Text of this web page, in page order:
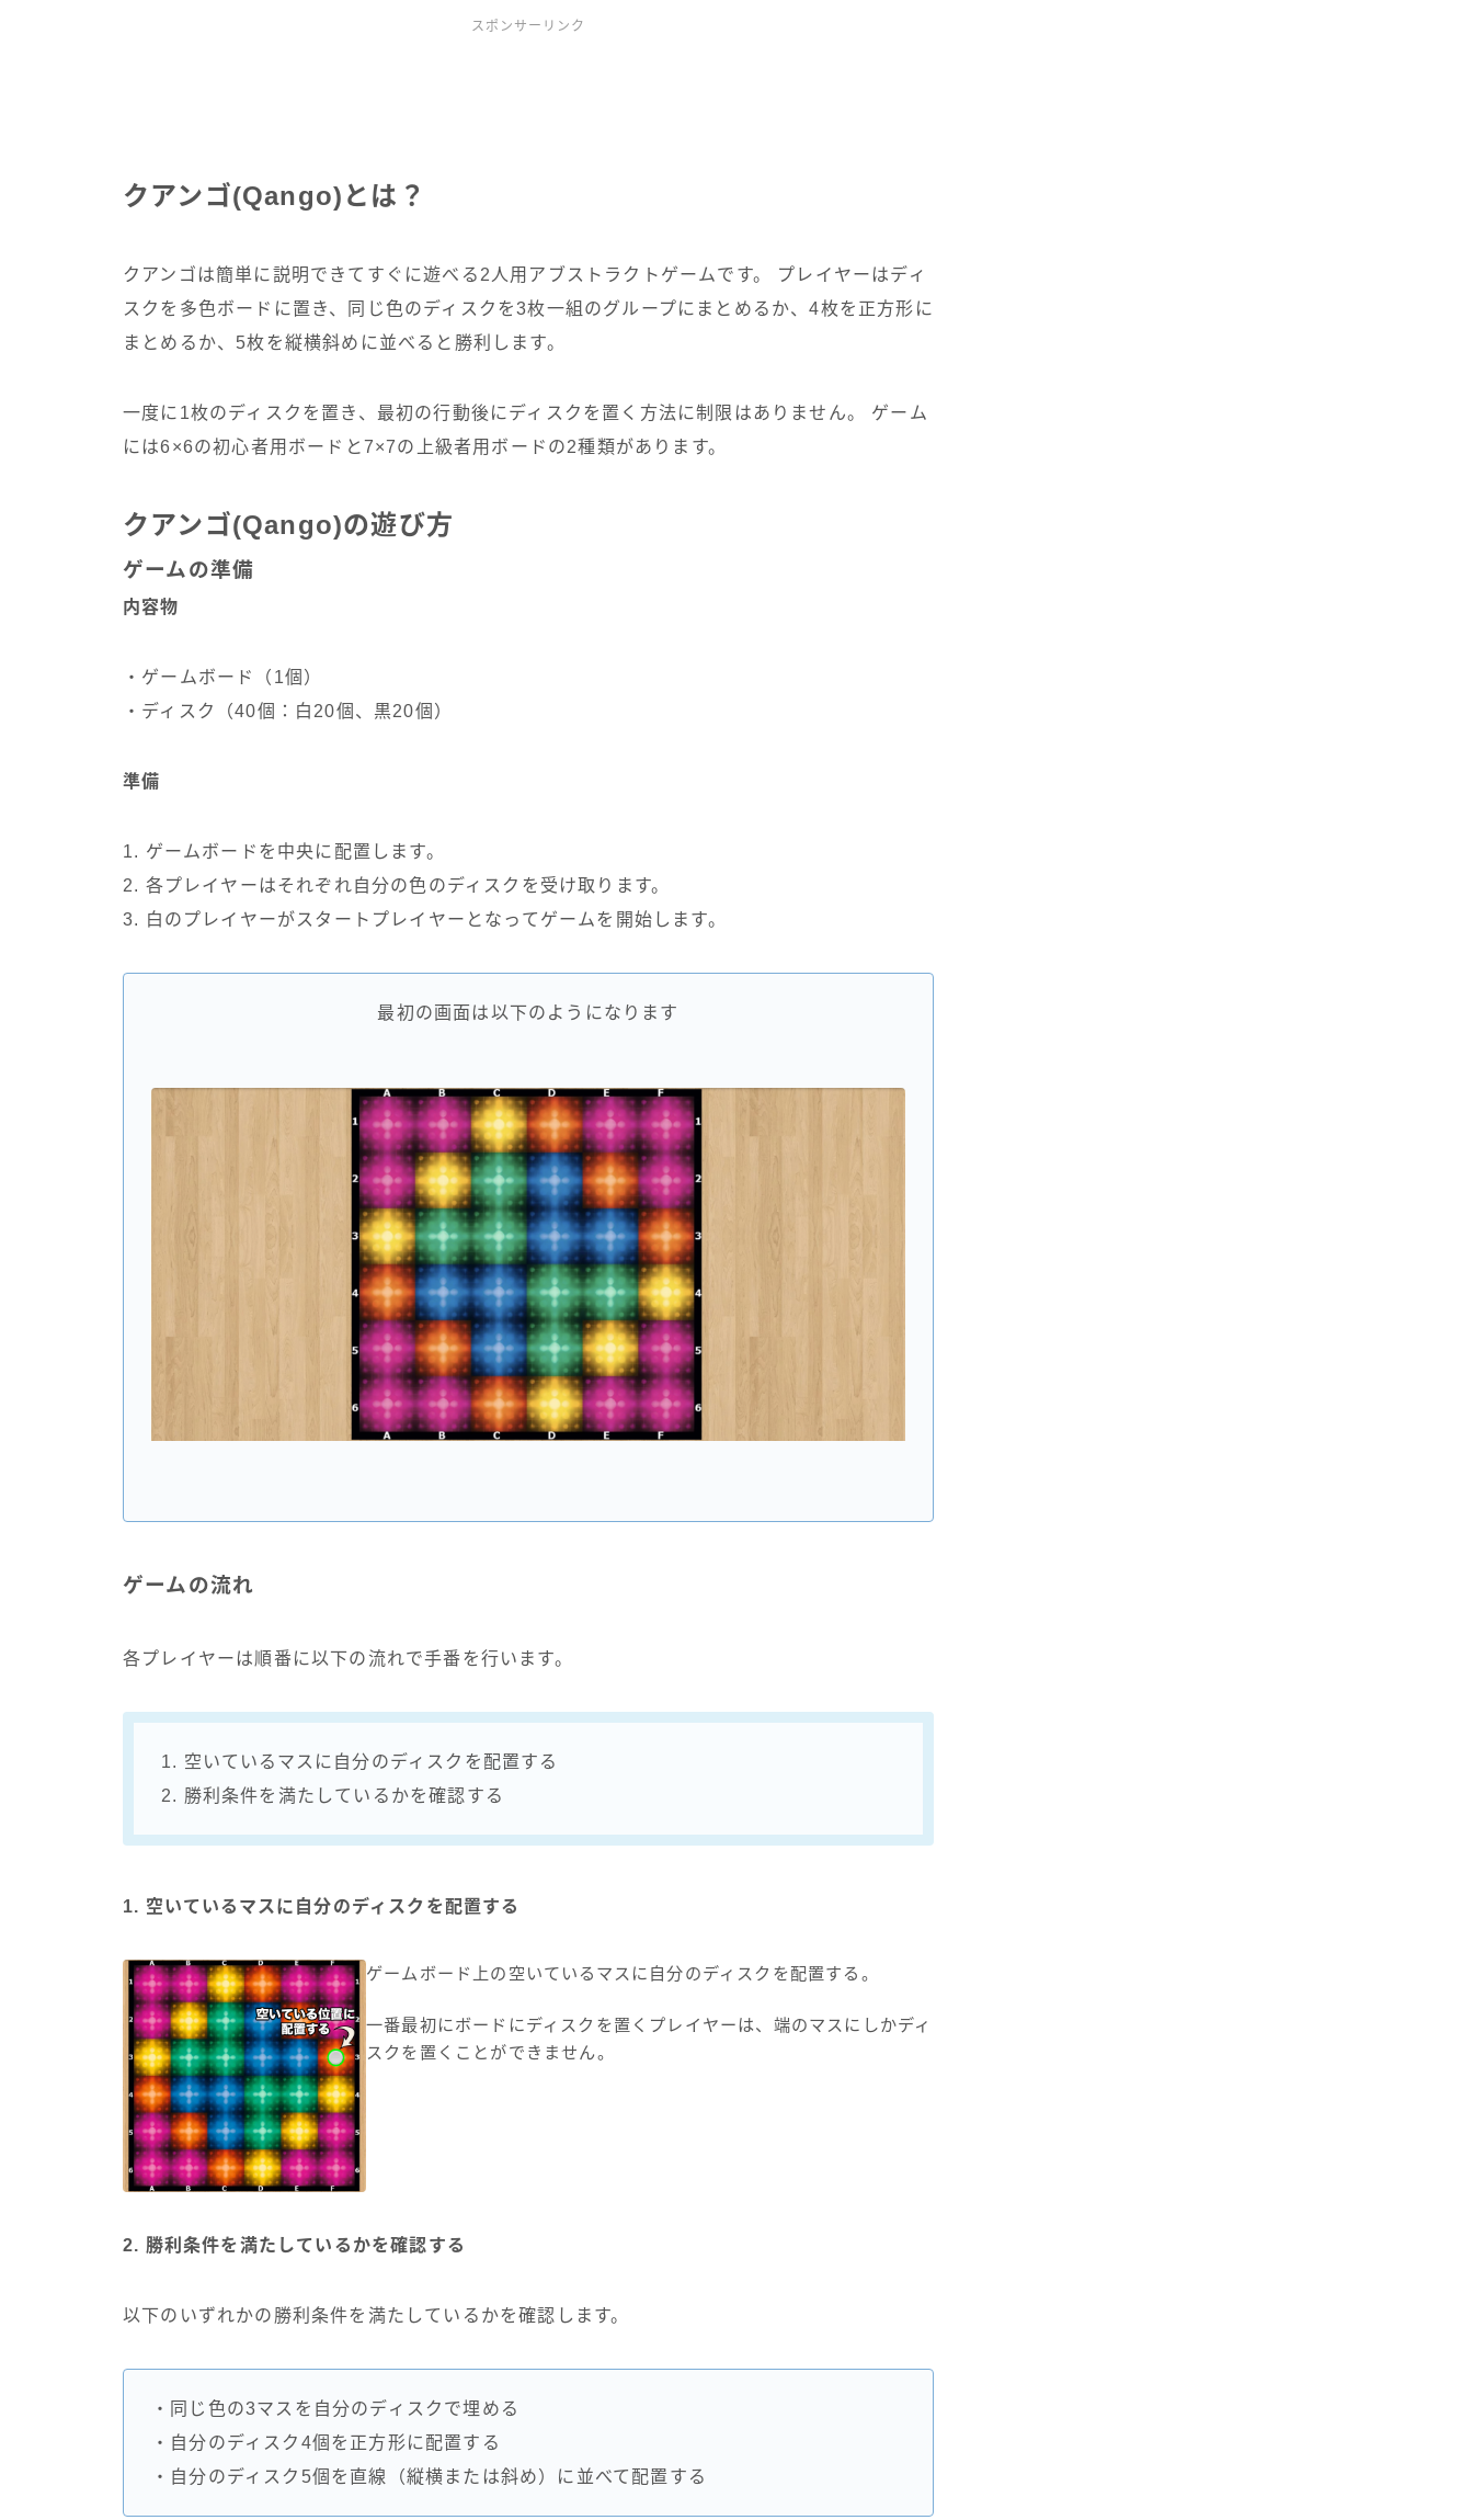
スポンサーリンク
クアンゴ(Qango)とは？
クアンゴは簡単に説明できてすぐに遊べる2人用アブストラクトゲームです。 プレイヤーはディ
スクを多色ボードに置き、同じ色のディスクを3枚一組のグループにまとめるか、4枚を正方形に
まとめるか、5枚を縦横斜めに並べると勝利します。
一度に1枚のディスクを置き、最初の行動後にディスクを置く方法に制限はありません。 ゲーム
には6×6の初心者用ボードと7×7の上級者用ボードの2種類があります。
クアンゴ(Qango)の遊び方
ゲームの準備
内容物
・ゲームボード（1個）
・ディスク（40個：白20個、黒20個）
準備
1. ゲームボードを中央に配置します。
2. 各プレイヤーはそれぞれ自分の色のディスクを受け取ります。
3. 白のプレイヤーがスタートプレイヤーとなってゲームを開始します。
最初の画面は以下のようになります
ゲームの流れ
各プレイヤーは順番に以下の流れで手番を行います。
1. 空いているマスに自分のディスクを配置する
2. 勝利条件を満たしているかを確認する
1. 空いているマスに自分のディスクを配置する
ゲームボード上の空いているマスに自分のディスクを配置する。
一番最初にボードにディスクを置くプレイヤーは、端のマスにしかディ
スクを置くことができません。
2. 勝利条件を満たしているかを確認する
以下のいずれかの勝利条件を満たしているかを確認します。
・同じ色の3マスを自分のディスクで埋める
・自分のディスク4個を正方形に配置する
・自分のディスク5個を直線（縦横または斜め）に並べて配置する